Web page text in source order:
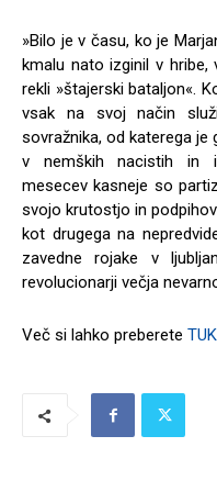
»Bilo je v času, ko je
kmalu nato izginil v hribe,
rekli »štajerski bataljon«.
vsak na svoj način
sovražnika, od katerega
v nemških nacistih in
mesecev kasneje so
svojo krutostjo in
kot drugega na
zavedne rojake v
revolucionarji večja
Več si lahko preberete